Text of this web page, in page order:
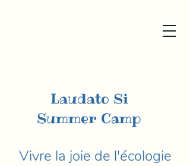
Laudato Si
Summer Camp
Vivre la joie de l'écologie